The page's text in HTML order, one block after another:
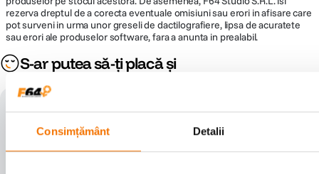
Consimțământ Detalii
rezerva dreptul de a corecta eventuale omisiuni sau erori in afisare care
pot surveni in urma unor greseli de dactilografiere, lipsa de acuratete
sau erori ale produselor software, fara a anunta in prealabil.
S-ar putea să-ți placă și